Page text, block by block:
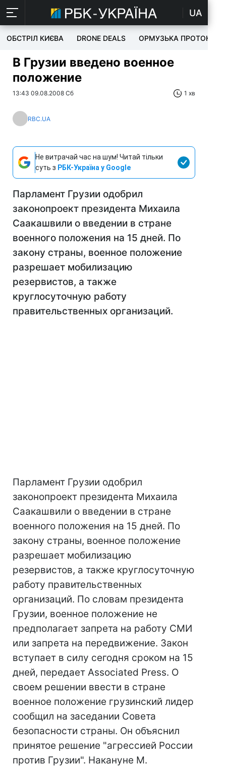
UA
ОБСТРІЛ КИЄВА DRONE DEALS ОРМУЗЬКА ПРОТОКА
В Грузии введено военное
положение
13:43 09.08.2008 Сб 1 хв
RBC.UA
Не витрачай час на шум! Читай тільки
суть з РБК-Україна у Google
Парламент Грузии одобрил
законопроект президента Михаила
Саакашвили о введении в стране
военного положения на 15 дней. По
закону страны, военное положение
разрешает мобилизацию
резервистов, а также
круглосуточную работу
правительственных организаций.
Парламент Грузии одобрил
законопроект президента Михаила
Саакашвили о введении в стране
военного положения на 15 дней. По
закону страны, военное положение
разрешает мобилизацию
резервистов, а также круглосуточную
работу правительственных
организаций. По словам президента
Грузии, военное положение не
предполагает запрета на работу СМИ
или запрета на передвижение. Закон
вступает в силу сегодня сроком на 15
дней, передает Associated Press. О
своем решении ввести в стране
военное положение грузинский лидер
сообщил на заседании Совета
безопасности страны. Он объяснил
принятое решение "агрессией России
против Грузии". Накануне М.